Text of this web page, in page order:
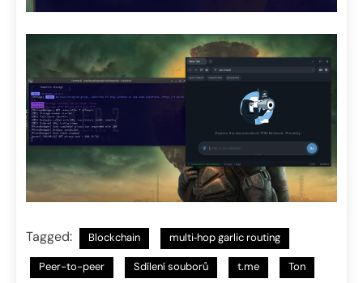
Tagged: Blockchain multi‑hop garlic routing
Peer-to-peer Sdílení souborů t.me Ton